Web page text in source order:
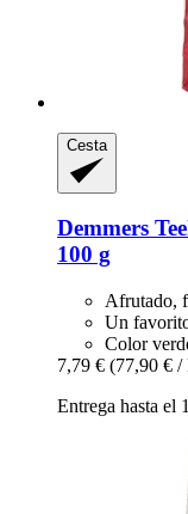
Cesta
Demmers
100 g
Afrutado,
Un
Color
7,79 € (77,90 € /
Entrega hasta el